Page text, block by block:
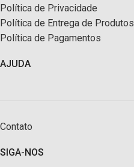
Política de Privacidade
Política de Entrega de Produtos
Política de Pagamentos
AJUDA
Contato
SIGA-NOS